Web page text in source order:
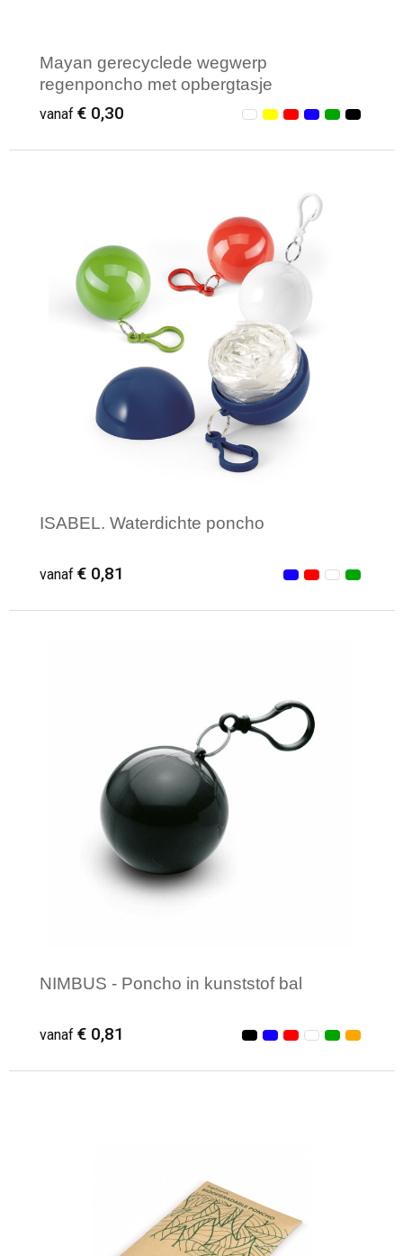
Mayan gerecyclede wegwerp
regenponcho met opbergtasje
vanaf € 0,30
ISABEL. Waterdichte poncho
vanaf € 0,81
NIMBUS - Poncho in kunststof bal
vanaf € 0,81